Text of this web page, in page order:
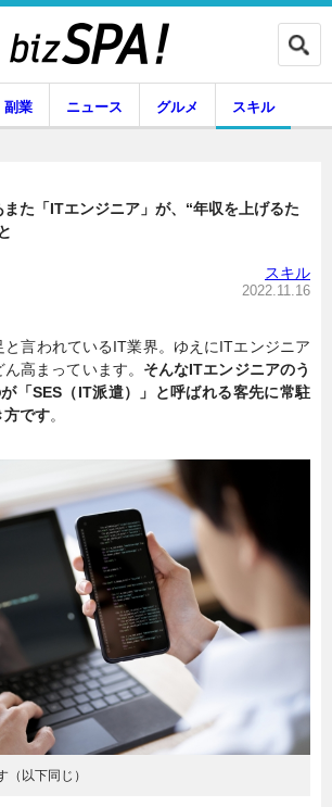
専門家インタビュー
ニュース
エンタメ
連載一覧
副業 ニュース グルメ スキル
また「ITエンジニア」が、“年収を上げるた
スキル
2022.11.16
言われているIT業界。ゆえにITエンジニア
高まっています。 そんなITエンジニアのう
「SES（IT派遣）」と呼ばれる客先に常駐
方です。
以下同じ）